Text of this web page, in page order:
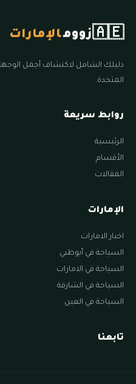
🇦🇪زوومالإمارات
دليلك الشامل لاكتشاف أجمل
المتحدة.
روابط سريعة
الرئيسية
الأقسام
المقالات
الإمارات
اخبار الامارات
السياحة في أبوظبي
السياحة في الامارات
السياحة في الشارقة
السياحة في العين
تابعنا